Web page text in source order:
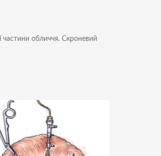
частини обличчя. Скроневий